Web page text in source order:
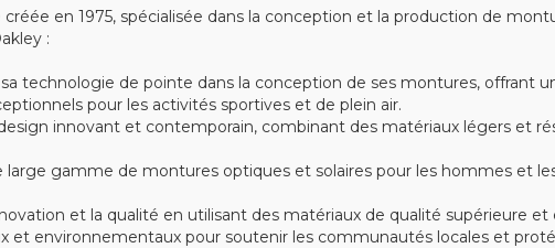
en 1975, spécialisée dans la conception et la production de
:
technologie de pointe dans la conception de ses montures, offrant
pour les activités sportives et de plein air.
innovant et contemporain, combinant des matériaux légers et
gamme de montures optiques et solaires pour les hommes et
et la qualité en utilisant des matériaux de qualité supérieure
et environnementaux pour soutenir les communautés locales et